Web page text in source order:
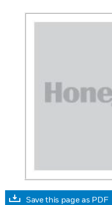
Save this page as PDF